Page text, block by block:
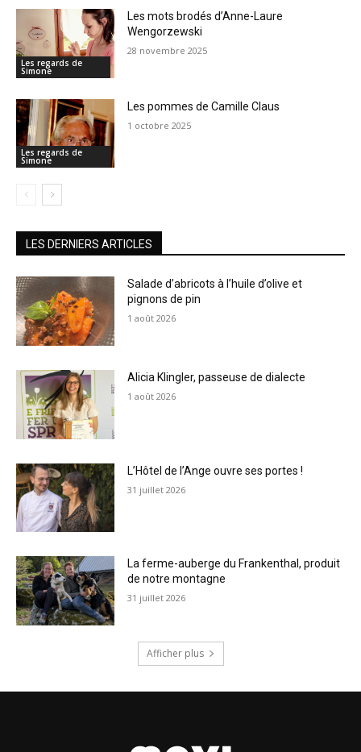
Les regards de
Simone
Les mots brodés d’Anne-Laure
Wengorzewski
28 novembre 2025
Les regards de
Simone
Les pommes de Camille Claus
1 octobre 2025
LES DERNIERS ARTICLES
Salade d’abricots à l’huile d’olive et
pignons de pin
1 août 2026
Alicia Klingler, passeuse de dialecte
1 août 2026
L’Hôtel de l’Ange ouvre ses portes !
31 juillet 2026
La ferme-auberge du Frankenthal, produit
de notre montagne
31 juillet 2026
Afficher plus